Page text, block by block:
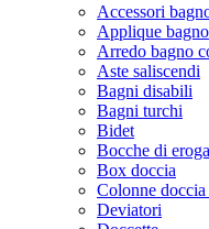
Accessori
Applique bagno
Arredo bagno
Aste saliscendi
Bagni disabili
Bagni turchi
Bidet
Bocche di
Box doccia
Colonne
Deviatori